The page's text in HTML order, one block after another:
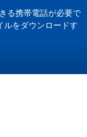
る携帯電話が必要で
をダウンロードす